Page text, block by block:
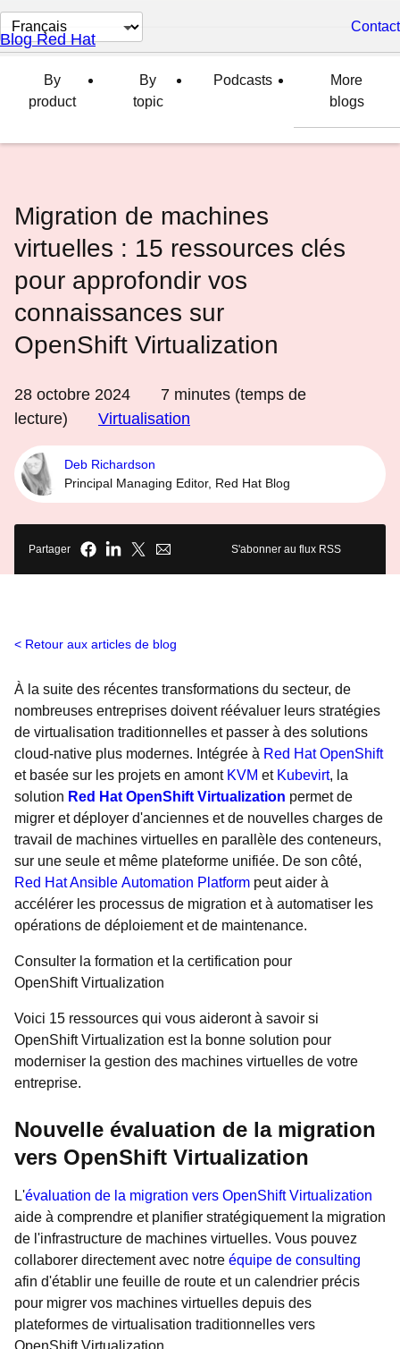
Changer
la
langue
Contact
Blog Red Hat
By
product
By
topic
Podcasts
More
blogs
Migration de machines
virtuelles : 15 ressources clés
pour approfondir vos
connaissances sur
OpenShift Virtualization
28 octobre 2024 7 minutes (temps de
lecture)
Virtualisation
Deb Richardson
Principal Managing Editor, Red Hat Blog
Partager S'abonner au flux RSS
Retour aux articles de blog
À la suite des récentes transformations du secteur, de
nombreuses entreprises doivent réévaluer leurs stratégies
de virtualisation traditionnelles et passer à des solutions
cloud-native plus modernes. Intégrée à Red Hat OpenShift
et basée sur les projets en amont KVM et Kubevirt, la
solution Red Hat OpenShift Virtualization permet de
migrer et déployer d'anciennes et de nouvelles charges de
travail de machines virtuelles en parallèle des conteneurs,
sur une seule et même plateforme unifiée. De son côté,
Red Hat Ansible Automation Platform peut aider à
accélérer les processus de migration et à automatiser les
opérations de déploiement et de maintenance.
Consulter la formation et la certification pour
OpenShift Virtualization
Voici 15 ressources qui vous aideront à savoir si
OpenShift Virtualization est la bonne solution pour
moderniser la gestion des machines virtuelles de votre
entreprise.
Nouvelle évaluation de la migration
vers OpenShift Virtualization
L'évaluation de la migration vers OpenShift Virtualization
aide à comprendre et planifier stratégiquement la migration
de l'infrastructure de machines virtuelles. Vous pouvez
collaborer directement avec notre équipe de consulting
afin d'établir une feuille de route et un calendrier précis
pour migrer vos machines virtuelles depuis des
plateformes de virtualisation traditionnelles vers
OpenShift Virtualization.